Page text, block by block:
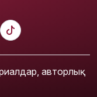
авторлық